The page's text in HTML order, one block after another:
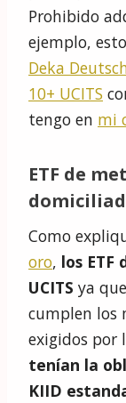
Prohibido
ejemplo,
Deka
10+ UCITS
tengo en mi
ETF de
Como
oro, los ETF
UCITS ya
cumplen los
exigidos por
tenían la
KIID